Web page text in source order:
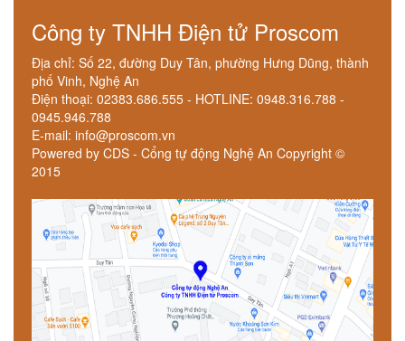
Công ty TNHH Điện tử Proscom
Địa chỉ: Số 22, đường Duy Tân, phường Hưng Dũng, thành
phố Vinh, Nghệ An
Điện thoại: 02383.686.555 - HOTLINE: 0948.316.788 -
0945.946.788
E-mail: info@proscom.vn
Powered by CDS - Cổng tự động Nghệ An Copyright ©
2015